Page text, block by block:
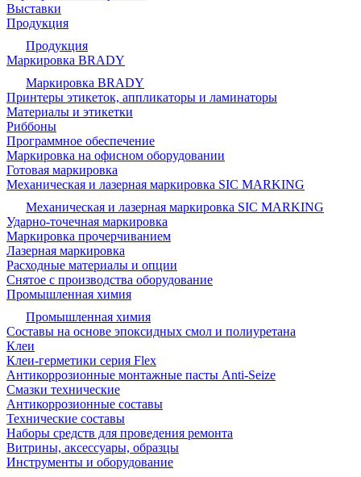
Выставки
Продукция
Продукция
Маркировка BRADY
Маркировка BRADY
Принтеры этикеток, аппликаторы и ламинаторы
Материалы и этикетки
Риббоны
Программное обеспечение
Маркировка на офисном оборудовании
Готовая маркировка
Механическая и лазерная маркировка SIC MARKING
Механическая и лазерная маркировка SIC MARKING
Ударно-точечная маркировка
Маркировка прочерчиванием
Лазерная маркировка
Расходные материалы и опции
Снятое с производства оборудование
Промышленная химия
Промышленная химия
Составы на основе эпоксидных смол и полиуретана
Клеи
Клеи-герметики серия Flex
Антикоррозионные монтажные пасты Anti-Seize
Смазки технические
Антикоррозионные составы
Технические составы
Наборы средств для проведения ремонта
Витрины, аксессуары, образцы
Инструменты и оборудование